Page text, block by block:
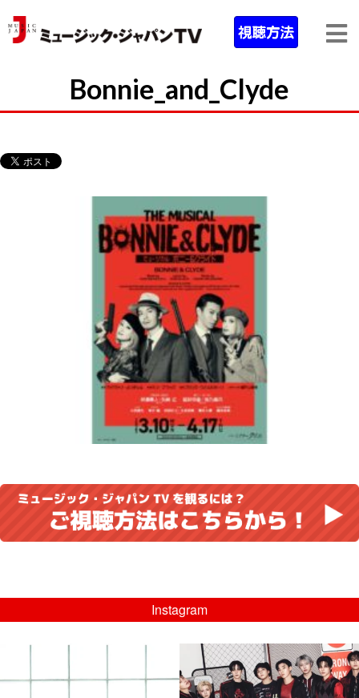
Bonnie_and_Clyde
Instagram
...
musicjapantv
💡08/05(水)23:00特番放送！
...